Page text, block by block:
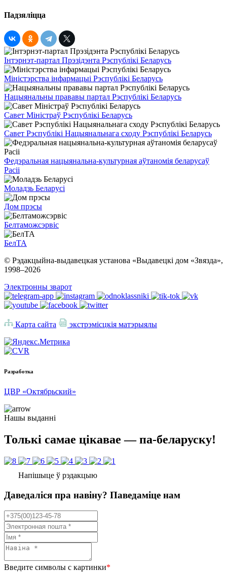
Падзяліцца
Інтэрнэт-партал Прэзідэнта Рэспублікі Беларусь
Міністэрства інфармацыі Рэспублікі Беларусь
Нацыянальны прававы партал Рэспублікі Беларусь
Савет Міністраў Рэспублікі Беларусь
Савет Рэспублікі Нацыянальнага сходу Рэспублікі Беларусь
Федэральная нацыянальна-культурная аўтаномія беларусаў
Расіі
Моладзь Беларусі
Дом прэсы
Белтаможсэрвіс
БелТА
© Рэдакцыйна-выдавецкая установа «Выдавецкі дом «Звязда»,
1998–2026
Электронны зварот
Карта сайта экстрэмісцкія матэрыялы
Разработка
ЦВР «Октябрьский»
Нашы выданні
Толькі самае цікавае — па-беларуску!
Напішыце ў рэдакцыю
Даведаліся пра навіну? Паведаміце нам
Введите символы с картинки*